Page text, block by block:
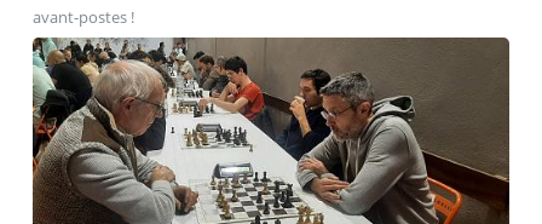
avant-postes !